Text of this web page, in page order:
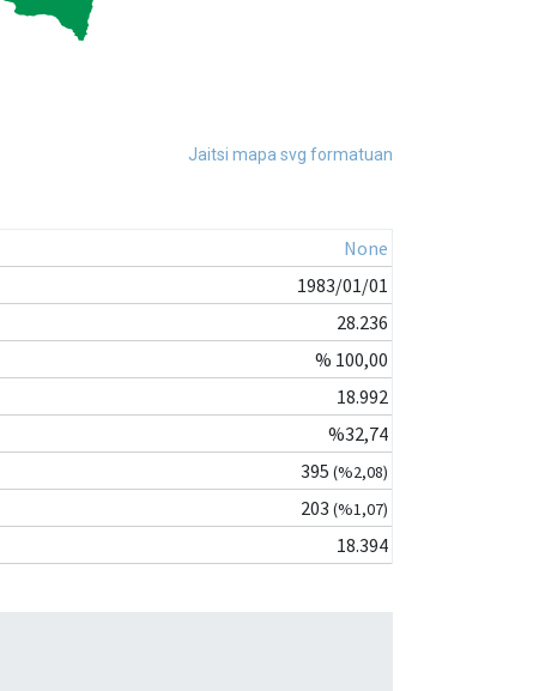
Jaitsi mapa svg formatuan
None
1983/01/01
28.236
% 100,00
18.992
%32,74
395 (%2,08)
203 (%1,07)
18.394